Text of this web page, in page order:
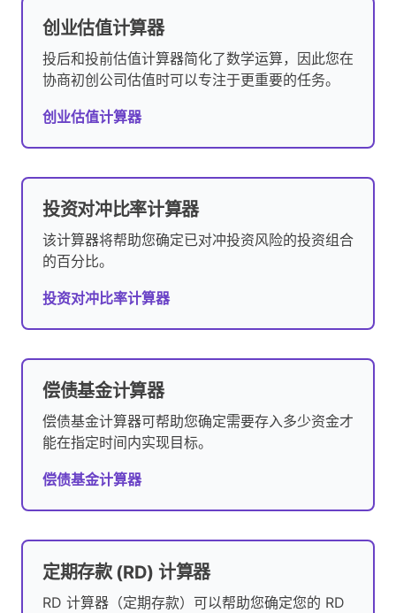
创业估值计算器
投后和投前估值计算器简化了数学运算，因此您在
协商初创公司估值时可以专注于更重要的任务。
创业估值计算器
投资对冲比率计算器
该计算器将帮助您确定已对冲投资风险的投资组合
的百分比。
投资对冲比率计算器
偿债基金计算器
偿债基金计算器可帮助您确定需要存入多少资金才
能在指定时间内实现目标。
偿债基金计算器
定期存款 (RD) 计算器
RD 计算器（定期存款）可以帮助您确定您的 RD